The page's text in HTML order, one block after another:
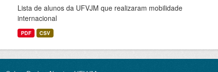
Lista de alunos da UFVJM que realizaram mobilidade
internacional
PDF CSV